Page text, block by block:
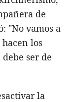
de
"No vamos a
los
ser de
la